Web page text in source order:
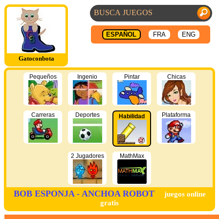
Gatoconbota
ESPAÑOL FRA ENG
Pequeños Ingenio Pintar Chicas
Carreras Deportes Habilidad Plataforma
2 Jugadores MathMax
BOB ESPONJA - ANCHOA ROBOT
juegos online
gratis